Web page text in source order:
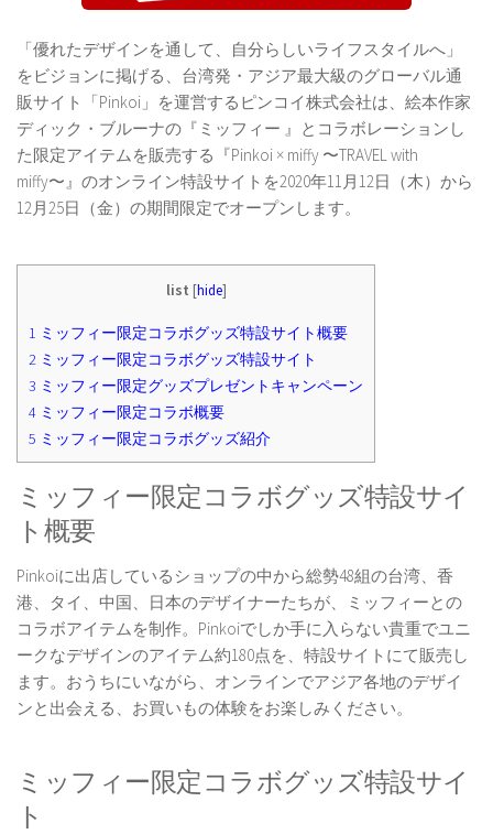
「優れたデザインを通して、自分らしいライフスタイルへ」
をビジョンに掲げる、台湾発・アジア最大級のグローバル通
販サイト「Pinkoi」を運営するピンコイ株式会社は、絵本作家
ディック・ブルーナの『ミッフィー 』とコラボレーションし
た限定アイテムを販売する『Pinkoi × miffy 〜TRAVEL with
miffy〜』のオンライン特設サイトを2020年11月12日（木）から
12月25日（金）の期間限定でオープンします。
list [hide]
1 ミッフィー限定コラボグッズ特設サイト概要
2 ミッフィー限定コラボグッズ特設サイト
3 ミッフィー限定グッズプレゼントキャンペーン
4 ミッフィー限定コラボ概要
5 ミッフィー限定コラボグッズ紹介
ミッフィー限定コラボグッズ特設サイ
ト概要
Pinkoiに出店しているショップの中から総勢48組の台湾、香
港、タイ、中国、日本のデザイナーたちが、ミッフィーとの
コラボアイテムを制作。Pinkoiでしか手に入らない貴重でユニ
ークなデザインのアイテム約180点を、特設サイトにて販売し
ます。おうちにいながら、オンラインでアジア各地のデザイ
ンと出会える、お買いもの体験をお楽しみください。
ミッフィー限定コラボグッズ特設サイ
ト